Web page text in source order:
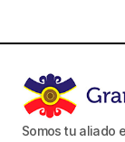
Somos tu aliado